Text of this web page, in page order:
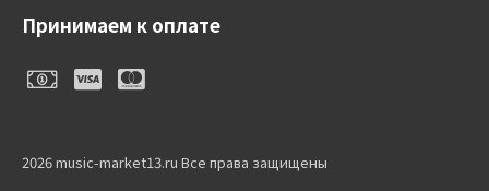
Принимаем к оплате
2026 music-market13.ru Все права защищены